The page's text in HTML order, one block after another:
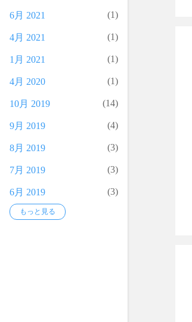
6月 2021 1
4月 2021 1
1月 2021 1
4月 2020 1
10月 2019 14
9月 2019 4
8月 2019 3
7月 2019 3
6月 2019 3
5月 2019
もっと見る